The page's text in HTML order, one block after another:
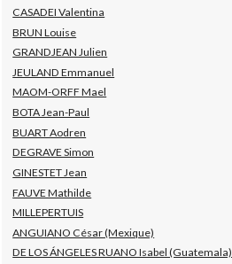
CASADEI Valentina
BRUN Louise
GRANDJEAN Julien
JEULAND Emmanuel
MAOM-ORFF Mael
BOTA Jean-Paul
BUART Aodren
DEGRAVE Simon
GINESTET Jean
FAUVE Mathilde
MILLEPERTUIS
ANGUIANO César (Mexique)
DE LOS ÁNGELES RUANO Isabel (Guatemala)